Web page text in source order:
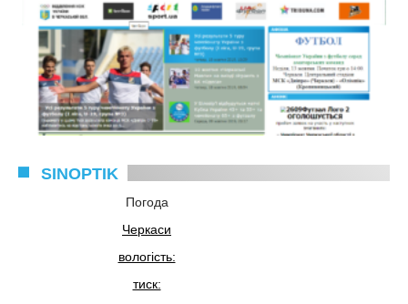
SINOPTIK
Погода
Черкаси
вологість:
тиск: